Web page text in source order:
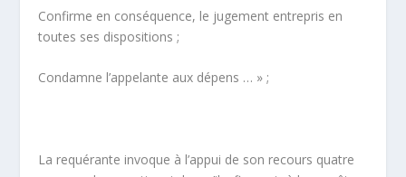
Confirme en conséquence, le jugement entrepris en
toutes ses dispositions ;
Condamne l’appelante aux dépens … » ;
La requérante invoque à l’appui de son recours quatre